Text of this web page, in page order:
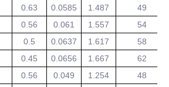
0.63 0.0585 1.487
49
0.56 0.061 1.557
54
0.5 0.0637 1.617
58
0.45 0.0656 1.667
62
0.56 0.049 1.254
48